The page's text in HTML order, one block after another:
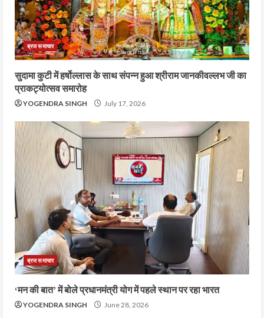
ब्रज समाचार
सुदामा कुटी में हर्षोल्लास के साथ संपन्न हुआ श्रीराम जानकीवल्लभ जी का
प्राकट्योत्सव समारोह
YOGENDRA SINGH July 17, 2026
ब्रज समाचार
‘मन की बात’ में बोले प्रधानमंत्री योग में पहले स्थान पर रहा भारत
YOGENDRA SINGH June 28, 2026